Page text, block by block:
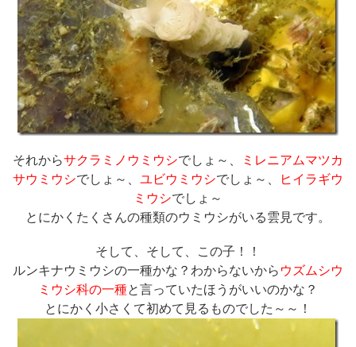
それからサクラミノウミウシでしょ～、
ミレニアムマツカ
サウミウシでしょ～、 ユビウミウシでしょ～、
ヒイラギウ
ミウシでしょ～
とにかくたくさんの種類のウミウシがいる雲見です。
そして、そして、この子！！
ルンキナウミウシの一種かな？わからないから ウズムシウ
ミウシ科の一種と言っていたほうがいいのかな？
とにかく小さくて初めて見るものでした～～！